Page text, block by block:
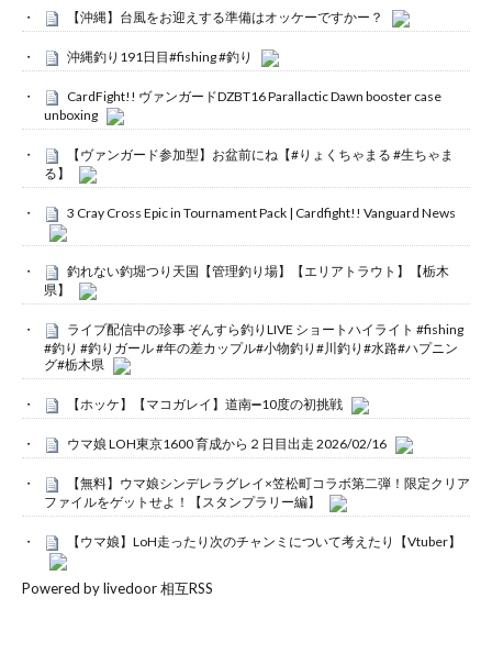
【沖縄】台風をお迎えする準備はオッケーですかー？
沖縄釣り191日目#fishing #釣り
CardFight!! ヴァンガードDZBT16 Parallactic Dawn booster case
unboxing
【ヴァンガード参加型】お盆前にね【#りょくちゃまる #生ちゃま
る】
3 Cray Cross Epic in Tournament Pack | Cardfight!! Vanguard News
釣れない釣堀つり天国【管理釣り場】【エリアトラウト】【栃木
県】
ライブ配信中の珍事 ぞんすら釣りLIVE ショートハイライト #fishing
#釣り #釣りガール #年の差カップル#小物釣り#川釣り#水路#ハプニン
グ#栃木県
【ホッケ】【マコガレイ】道南➖10度の初挑戦
ウマ娘 LOH東京1600 育成から２日目出走 2026/02/16
【無料】ウマ娘シンデレラグレイ×笠松町コラボ第二弾！限定クリア
ファイルをゲットせよ！【スタンプラリー編】
【ウマ娘】LoH走ったり次のチャンミについて考えたり【Vtuber】
Powered by livedoor 相互RSS